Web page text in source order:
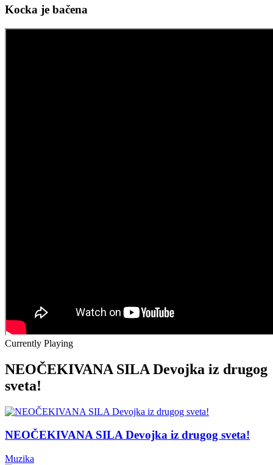
Kocka je bačena
Currently Playing
NEOČEKIVANA SILA Devojka iz drugog
sveta!
NEOČEKIVANA SILA Devojka iz drugog sveta!
Muzika